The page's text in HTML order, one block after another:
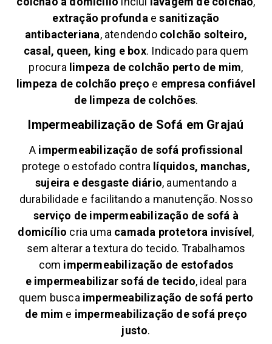
extração profunda esanitização
antibacteriana, atendendo colchão solteiro,
casal, queen, king e box. Indicado para quem
procura limpeza de colchão perto de mim,
limpeza de colchão preço e empresa confiável
de limpeza de colchões.
Impermeabilização de Sofá em Grajaú
A impermeabilização de sofá profissional
protege o estofado contra líquidos, manchas,
sujeira e desgaste diário, aumentando a
durabilidade e facilitando a manutenção. Nosso
serviço de impermeabilização de sofá à
domicílio cria uma camada protetora invisível,
sem alterar a textura do tecido. Trabalhamos
com impermeabilização de estofados
e impermeabilizar sofá de tecido, ideal para
quem busca impermeabilização de sofá perto
de mim e impermeabilização de sofá preço
justo.